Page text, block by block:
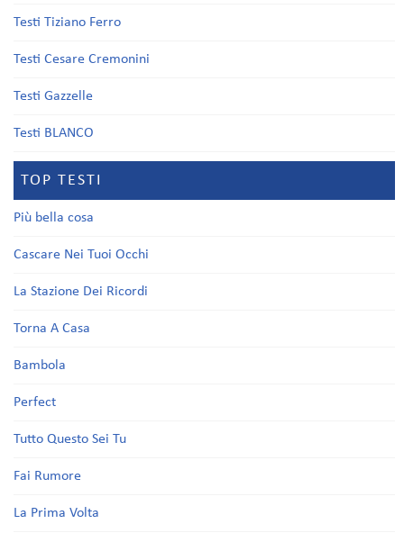
Testi Tiziano Ferro
Testi Cesare Cremonini
Testi Gazzelle
Testi BLANCO
TOP TESTI
Più bella cosa
Cascare Nei Tuoi Occhi
La Stazione Dei Ricordi
Torna A Casa
Bambola
Perfect
Tutto Questo Sei Tu
Fai Rumore
La Prima Volta